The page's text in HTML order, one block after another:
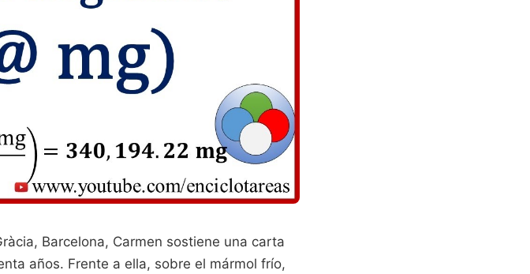
Barcelona, Carmen sostiene una carta
años. Frente a ella, sobre el mármol frío,